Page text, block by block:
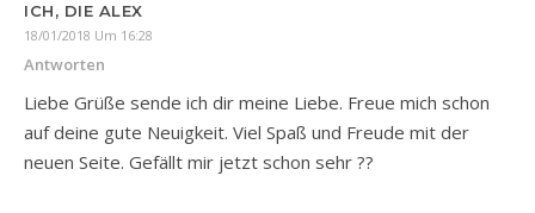
ICH, DIE ALEX
18/01/2018 Um 16:28
Antworten
Liebe Grüße sende ich dir meine Liebe. Freue mich schon
auf deine gute Neuigkeit. Viel Spaß und Freude mit der
neuen Seite. Gefällt mir jetzt schon sehr ??